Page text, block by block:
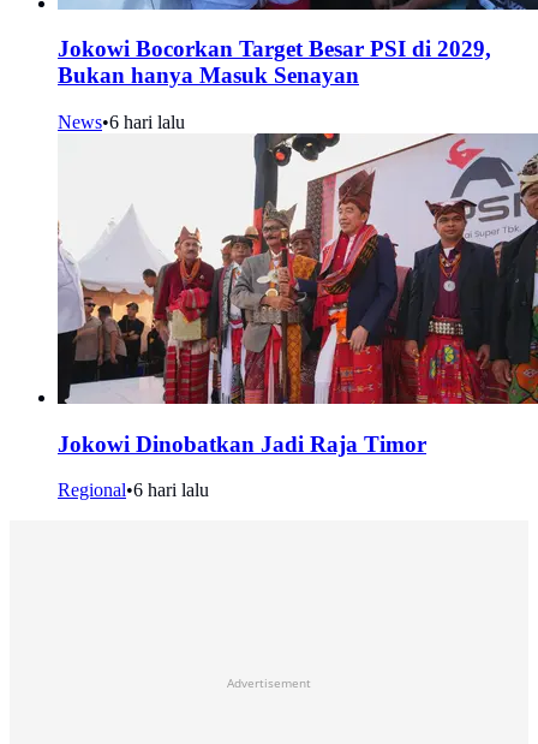
Jokowi Bocorkan Target Besar PSI di 2029,
Bukan hanya Masuk Senayan
News•6 hari lalu
Jokowi Dinobatkan Jadi Raja Timor
Regional•6 hari lalu
Advertisement